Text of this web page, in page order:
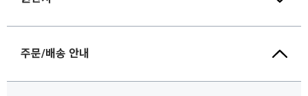
주문/배송 안내